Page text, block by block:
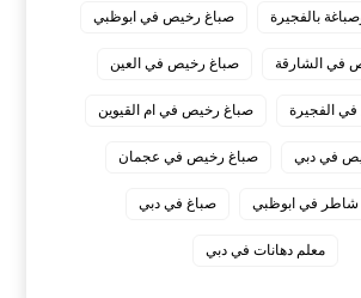
بالفجيرة صباغ رخيص في ابوظبي
في الشارقة صباغ رخيص في العين
الفجيرة صباغ رخيص في ام القيوين
في دبي صباغ رخيص في عجمان
شاطر في ابوظبي صباغ في دبي
معلم دهانات في دبي